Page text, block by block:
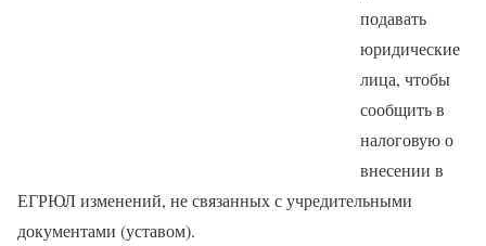
подавать
юридические
лица, чтобы
сообщить в
налоговую о
внесении в
ЕГРЮЛ изменений, не связанных с учредительными
документами (уставом).